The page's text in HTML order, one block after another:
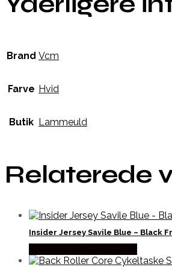
Brand Vcm
Farve Hvid
Butik Lammeuld
Relaterede
Insider Jersey Savile Blue – Black